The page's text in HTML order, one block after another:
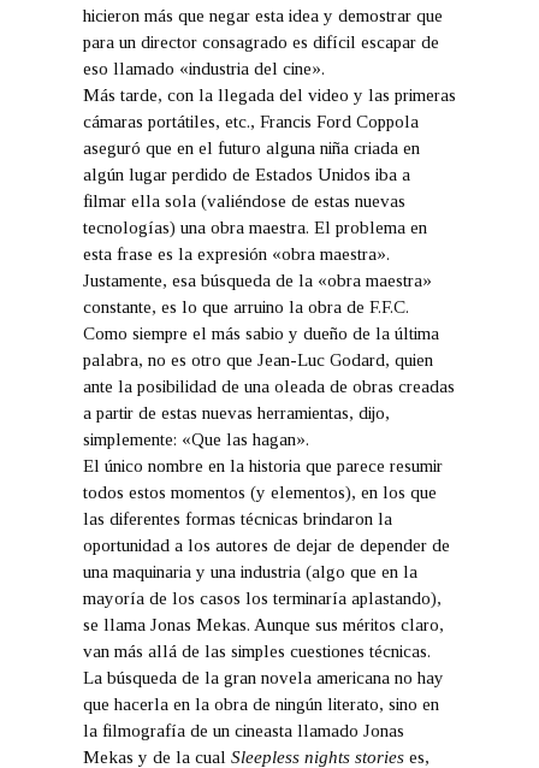
hicieron más que negar esta idea y demostrar que
para un director consagrado es difícil escapar de
eso llamado «industria del cine».
Más tarde, con la llegada del video y las primeras
cámaras portátiles, etc., Francis Ford Coppola
aseguró que en el futuro alguna niña criada en
algún lugar perdido de Estados Unidos iba a
filmar ella sola (valiéndose de estas nuevas
tecnologías) una obra maestra. El problema en
esta frase es la expresión «obra maestra».
Justamente, esa búsqueda de la «obra maestra»
constante, es lo que arruino la obra de F.F.C.
Como siempre el más sabio y dueño de la última
palabra, no es otro que Jean-Luc Godard, quien
ante la posibilidad de una oleada de obras creadas
a partir de estas nuevas herramientas, dijo,
simplemente: «Que las hagan».
El único nombre en la historia que parece resumir
todos estos momentos (y elementos), en los que
las diferentes formas técnicas brindaron la
oportunidad a los autores de dejar de depender de
una maquinaria y una industria (algo que en la
mayoría de los casos los terminaría aplastando),
se llama Jonas Mekas. Aunque sus méritos claro,
van más allá de las simples cuestiones técnicas.
La búsqueda de la gran novela americana no hay
que hacerla en la obra de ningún literato, sino en
la filmografía de un cineasta llamado Jonas
Mekas y de la cual Sleepless nights stories es,